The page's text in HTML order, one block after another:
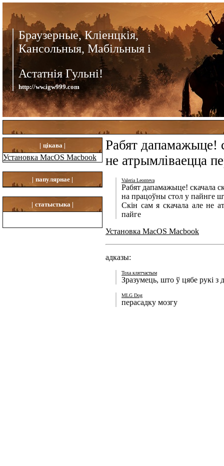
Браузерные, Кліенцкія,
Кансольныя, Мабільныя і
Астатнія Гульні!
http://ww.igw999.com
| цікава |
Установка MacOS Macbook
| папулярнае |
| статыстыка |
Рабят дапамажыце!
не атрымліваецца
Valeria Leonteva
Рабят дапамажыце! скачала
на працоўны стол у пайнге
Скін сам я скачала але не
пайге
Установка MacOS Macbook
адказы:
Тоха клятчастым
Зразумець, што ў цябе рукі з
MLG Dog
перасадку мозгу